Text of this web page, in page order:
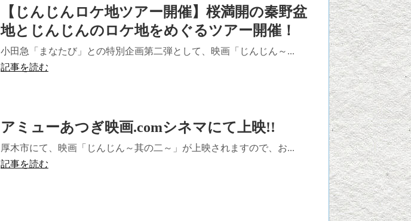
【じんじんロケ地ツアー開催】桜満開の秦野盆
地とじんじんのロケ地をめぐるツアー開催！
小田急「まなたび」との特別企画第二弾として、映画「じんじん～...
記事を読む
アミューあつぎ映画.comシネマにて上映!!
厚木市にて、映画「じんじん～其の二～」が上映されますので、お...
記事を読む